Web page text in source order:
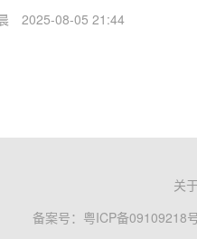
2025-08-05 21:44
关
备案号： 粤ICP备09109218